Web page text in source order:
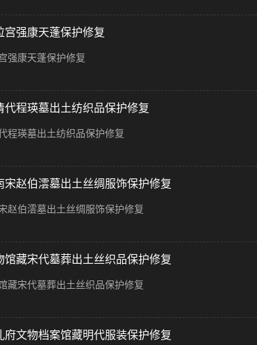
宫强康天蓬保护修复
强康天蓬保护修复
代程瑛墓出土纺织品保护修复
程瑛墓出土纺织品保护修复
宋赵伯澐墓出土丝绸服饰保护修复
赵伯澐墓出土丝绸服饰保护修复
馆藏宋代墓葬出土丝织品保护修复
藏宋代墓葬出土丝织品保护修复
府文物档案馆藏明代服装保护修复